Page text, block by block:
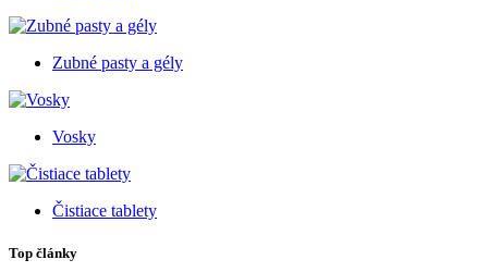
Zubné pasty a gély
Vosky
Čistiace tablety
Top články